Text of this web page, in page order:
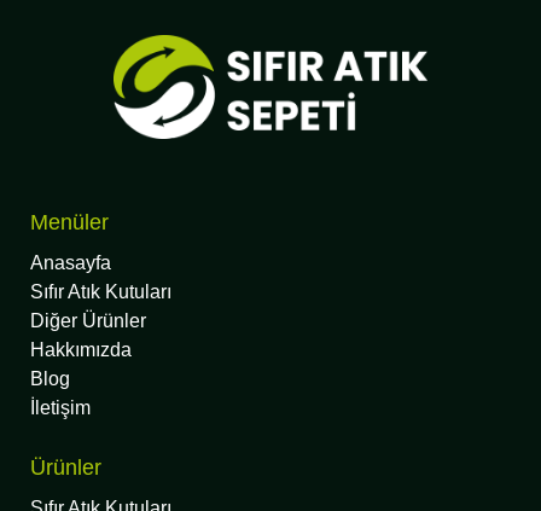
Menüler
Anasayfa
Sıfır Atık Kutuları
Diğer Ürünler
Hakkımızda
Blog
İletişim
Ürünler